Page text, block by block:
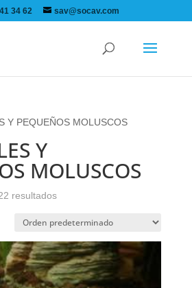
34 62 sav@socav.com
Y PEQUEÑOS MOLUSCOS
Y
MOLUSCOS
resultados